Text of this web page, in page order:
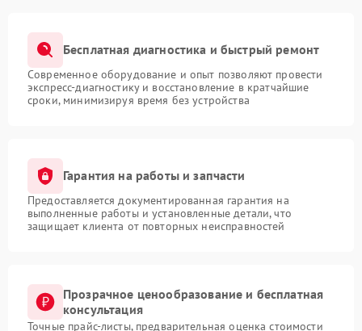
Бесплатная диагностика и быстрый ремонт
Современное оборудование и опыт позволяют провести
экспресс-диагностику и восстановление в кратчайшие
сроки, минимизируя время без устройства
Гарантия на работы и запчасти
Предоставляется документированная гарантия на
выполненные работы и установленные детали, что
защищает клиента от повторных неисправностей
Прозрачное ценообразование и бесплатная
консультация
Точные прайс-листы, предварительная оценка стоимости